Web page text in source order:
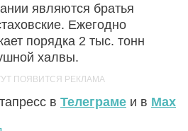
являются братья
Ежегодно
порядка 2 тыс. тонн
халвы.
в Телеграме и в Max